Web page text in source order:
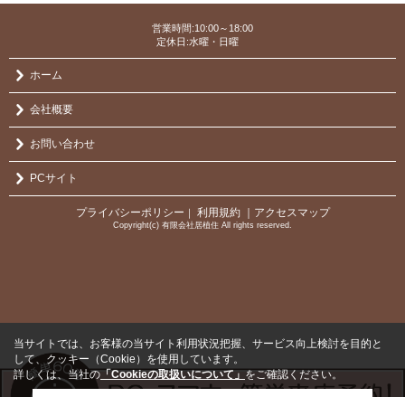
営業時間:10:00～18:00
定休日:水曜・日曜
ホーム
会社概要
お問い合わせ
PCサイト
プライバシーポリシー 利用規約 ｜アクセスマップ
Copyright(c) 有限会社居植住 All rights reserved.
当サイトでは、お客様の当サイト利用状況把握、サービス向上検討を目的と
して、クッキー（Cookie）を使用しています。
詳しくは、当社の 「Cookieの取扱いについて」 をご確認ください。